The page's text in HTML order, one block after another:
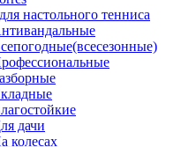
настольного тенниса
дачи
колесах